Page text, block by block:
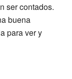
ser contados.
buena
para ver y